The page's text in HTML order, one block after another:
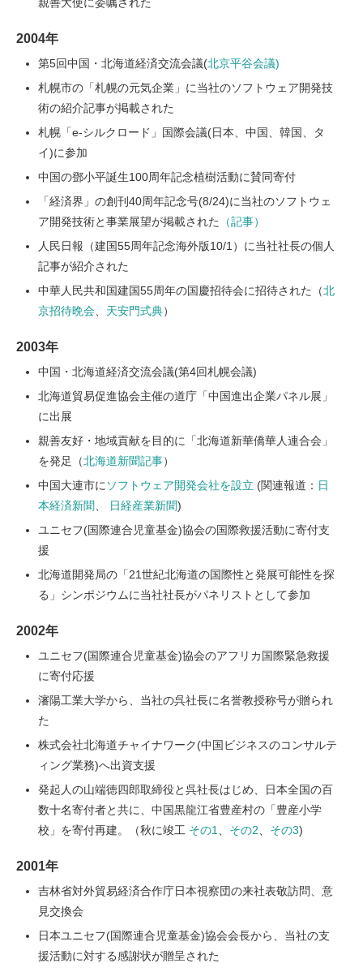
2004年
第5回中国・北海道経済交流会議(北京平谷会議)
札幌市の「札幌の元気企業」に当社のソフトウェア開発技
術の紹介記事が掲載された
札幌「e-シルクロード」国際会議(日本、中国、韓国、タ
イ)に参加
中国の鄧小平誕生100周年記念植樹活動に賛同寄付
「経済界」の創刊40周年記念号(8/24)に当社のソフトウェ
ア開発技術と事業展望が掲載された
（記事）
人民日報（建国55周年記念海外版10/1）に当社社長の個人
記事が紹介された
中華人民共和国建国55周年の国慶招待会に招待された（北
京招待晩会
天安門式典）
2003年
中国・北海道経済交流会議(第4回札幌会議)
北海道貿易促進協会主催の道庁「中国進出企業パネル展」
に出展
親善友好・地域貢献を目的に「北海道新華僑華人連合会」
を発足（北海道新聞記事）
中国大連市に ソフトウェア開発会社を設立 (関連報道： 日
本経済新聞
日経産業新聞)
ユニセフ(国際連合児童基金)協会の国際救援活動に寄付支
援
北海道開発局の「21世紀北海道の国際性と発展可能性を探
る」シンポジウムに当社社長がパネリストとして参加
2002年
ユニセフ(国際連合児童基金)協会のアフリカ国際緊急救援
に寄付応援
瀋陽工業大学から、当社の呉社長に名誉教授称号が贈られ
た
株式会社北海道チャイナワーク(中国ビジネスのコンサルテ
ィング業務)へ出資支援
発起人の山端徳四郎取締役と呉社長はじめ、日本全国の百
数十名寄付者と共に、中国黒龍江省豊産村の「豊産小学
校」を寄付再建。（秋に竣工 その1 その2 その3)
2001年
吉林省対外貿易経済合作庁日本視察団の来社表敬訪問、意
見交換会
日本ユニセフ(国際連合児童基金)協会会長から、当社の支
援活動に対する感謝状が贈呈された